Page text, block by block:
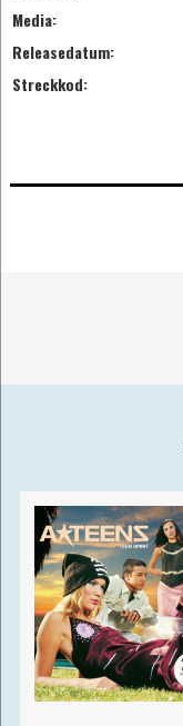
Media:
Releasedatum:
Streckkod: